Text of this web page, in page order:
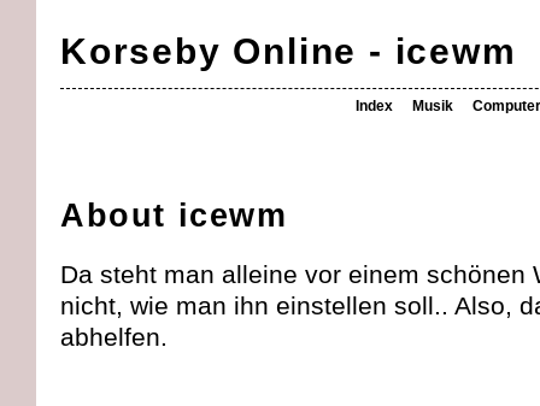
Korseby Online - icewm
Computer
Musik
Index
About icewm
Da steht man alleine vor einem schönen
nicht, wie man ihn einstellen soll.. Also,
abhelfen.